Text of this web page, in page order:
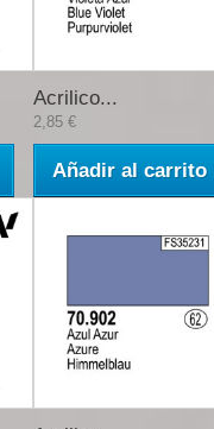
Acrilico...
2,85 €
Añadir al carrito